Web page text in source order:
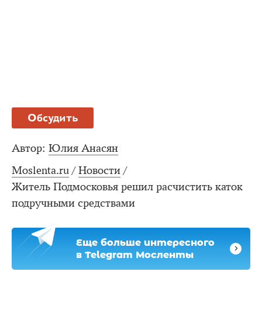
Обсудить
Автор: Юлия Анасян
Moslenta.ru / Новости /
Житель Подмосковья решил расчистить каток
подручными средствами
Еще больше интересного
в Telegram Мосленты